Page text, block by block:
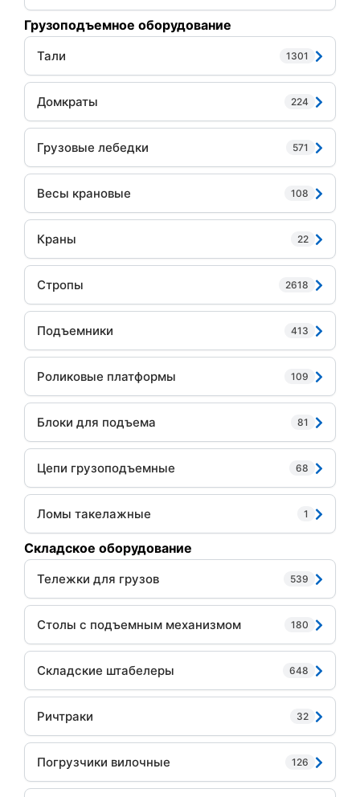
Грузоподъемное оборудование
Тали 1301
Домкраты 224
Грузовые лебедки 571
Весы крановые 108
Краны 22
Стропы 2618
Подъемники 413
Роликовые платформы 109
Блоки для подъема 81
Цепи грузоподъемные 68
Ломы такелажные 1
Складское оборудование
Тележки для грузов 539
Столы с подъемным механизмом 180
Складские штабелеры 648
Ричтраки 32
Погрузчики вилочные 126